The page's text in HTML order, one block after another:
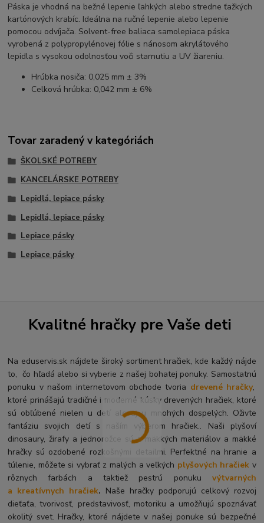
Páska je vhodná na bežné lepenie ľahkých alebo stredne ťažkých
kartónových krabíc. Ideálna na ručné lepenie alebo lepenie
pomocou odvíjača. Solvent-free baliaca samolepiaca páska
vyrobená z polypropylénovej fólie s nánosom akrylátového
lepidla s vysokou odolnosťou voči starnutiu a UV žiareniu.
Hrúbka nosiča: 0,025 mm ± 3%
Celková hrúbka: 0,042 mm ± 6%
Tovar zaradený v kategóriách
ŠKOLSKÉ POTREBY
KANCELÁRSKE POTREBY
Lepidlá, lepiace pásky
Lepidlá, lepiace pásky
Lepiace pásky
Lepiace pásky
Kvalitné hračky pre Vaše deti
Na eduservis.sk nájdete široký sortiment hračiek, kde každý nájde
to, čo hľadá alebo si vyberie z našej bohatej ponuky. Samostatnú
ponuku v našom internetovom obchode tvoria drevené hračky,
ktoré prinášajú tradičné i moderné kúsky drevených hračiek, ktoré
sú obľúbené nielen u detí ale aj u mnohých dospelých. Oživte
fantáziu svojich detí s naším výberom hračiek.. Naši plyšoví
dinosaury, žirafy a jednorožce sú z mäkkých materiálov a mäkké
hračky sú ozdobené rozkošnými detailmi. Perfektné na hranie a
túlenie, môžete si vybrať z malých a veľkých plyšových hračiek v
rôznych farbách a taktiež pestrú ponuku výtvarných
a kreatívnych hračiek. Naše hračky podporujú celkový rozvoj
dieťaťa, tvorivosť, predstavivosť, motoriku a umožňujú spoznávať
okolitý svet. Hračky, ktoré nájdete v našej ponuke sú bezpečné